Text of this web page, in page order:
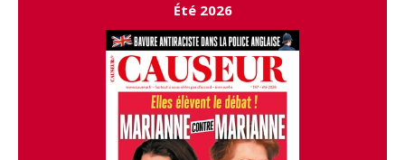
Été 2026